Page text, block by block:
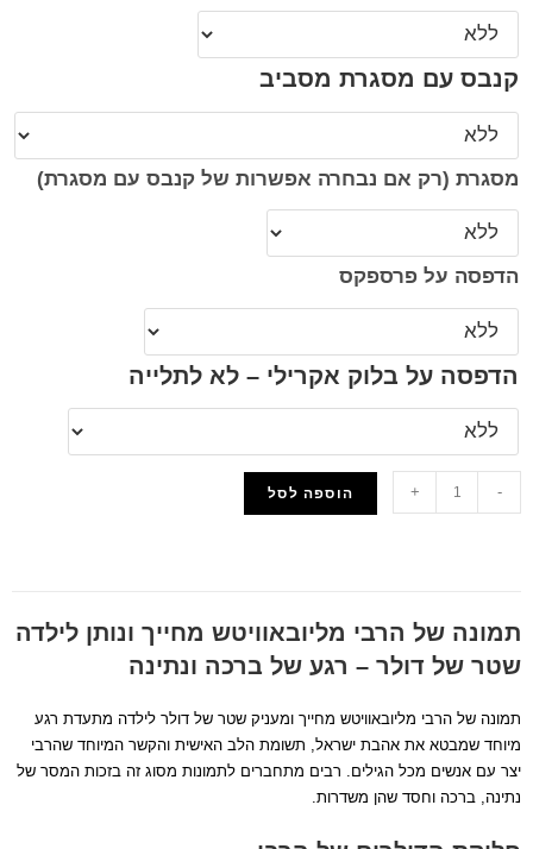
קנבס עם מסגרת מסביב
מסגרת (רק אם נבחרה אפשרות של קנבס עם מסגרת)
הדפסה על פרספקס
הדפסה על בלוק אקרילי – לא לתלייה
-
+ הוספה לסל
תמונה של הרבי מליובאוויטש מחייך ונותן לילדה
שטר של דולר – רגע של ברכה ונתינה
תמונה של הרבי מליובאוויטש מחייך ומעניק שטר של דולר לילדה מתעדת רגע
מיוחד שמבטא את אהבת ישראל, תשומת הלב האישית והקשר המיוחד שהרבי
יצר עם אנשים מכל הגילים. רבים מתחברים לתמונות מסוג זה בזכות המסר של
נתינה, ברכה וחסד שהן משדרות.